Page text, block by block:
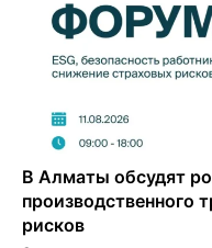
В Алматы обсудят
производственного
рисков